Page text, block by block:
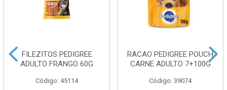
FILEZITOS PEDIGREE
ADULTO FRANGO 60G
Código: 45114
RACAO PEDIGREE POUCH
CARNE ADULTO 7+100G
Código: 39074